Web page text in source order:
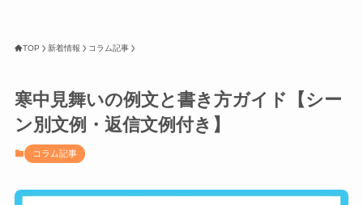
TOP 新着情報 コラム記事
寒中見舞いの例文と書き方ガイド【シー
ン別文例・返信文例付き】
コラム記事